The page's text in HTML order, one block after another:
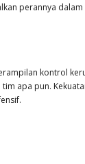
perannya dalam
kontrol
apa pun.